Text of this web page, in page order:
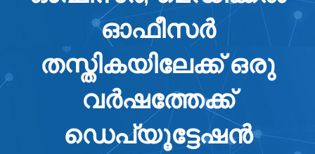
ഓഫീസർ
തസ്തികയിലേക്ക് ഒരു
വർഷത്തേക്ക്
ഡെപ്യൂട്ടേഷൻ